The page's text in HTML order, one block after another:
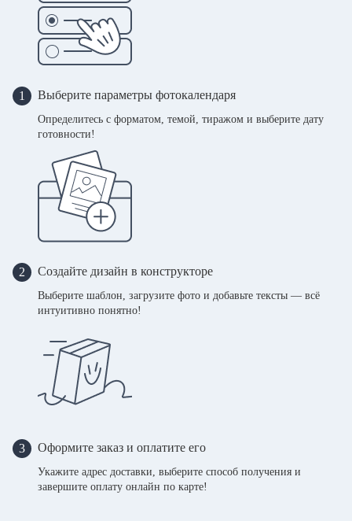
1 Выберите параметры фотокалендаря
Определитесь с форматом, темой, тиражом и выберите дату
готовности!
2 Создайте дизайн в конструкторе
Выберите шаблон, загрузите фото и добавьте тексты — всё
интуитивно понятно!
3 Оформите заказ и оплатите его
Укажите адрес доставки, выберите способ получения и
завершите оплату онлайн по карте!